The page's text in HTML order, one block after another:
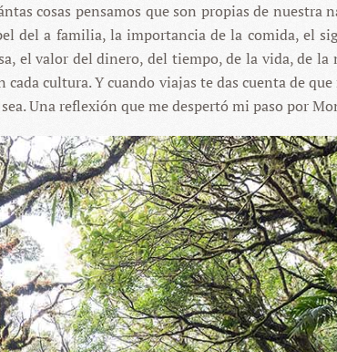
cosas pensamos que son propias de nuestra
del a familia, la importancia de la comida, el
el valor del dinero, del tiempo, de la vida, de
cultura. Y cuando viajas te das cuenta de
Una reflexión que me despertó mi paso por